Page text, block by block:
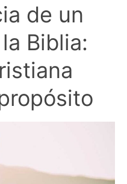
de un
Biblia: